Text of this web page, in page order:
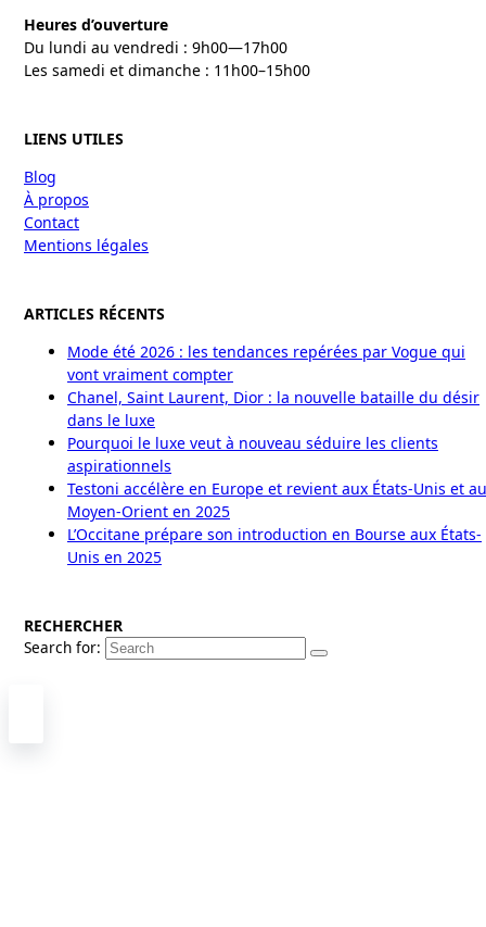
Heures d’ouverture
Du lundi au vendredi : 9h00—17h00
Les samedi et dimanche : 11h00–15h00
LIENS UTILES
Blog
À propos
Contact
Mentions légales
ARTICLES RÉCENTS
Mode été 2026 : les tendances repérées par Vogue qui
vont vraiment compter
Chanel, Saint Laurent, Dior : la nouvelle bataille du désir
dans le luxe
Pourquoi le luxe veut à nouveau séduire les clients
aspirationnels
Testoni accélère en Europe et revient aux États-Unis et au
Moyen-Orient en 2025
L’Occitane prépare son introduction en Bourse aux États-
Unis en 2025
RECHERCHER
Search for: